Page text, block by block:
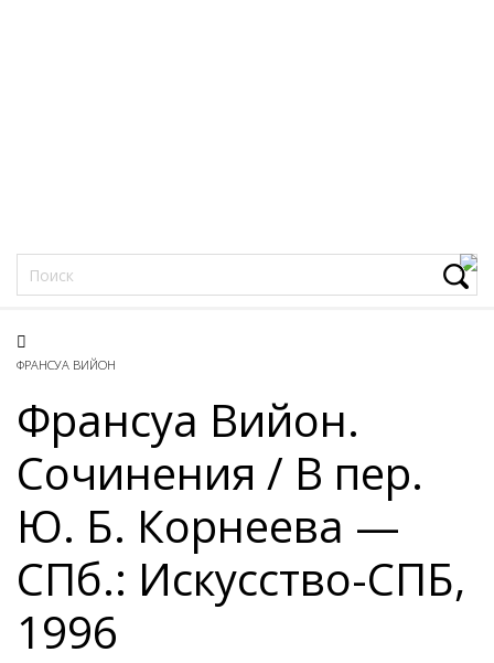
ФРАНСУА ВИЙОН
Франсуа Вийон.
Сочинения / В пер.
Ю. Б. Корнеева —
СПб.: Искусство-СПБ,
1996